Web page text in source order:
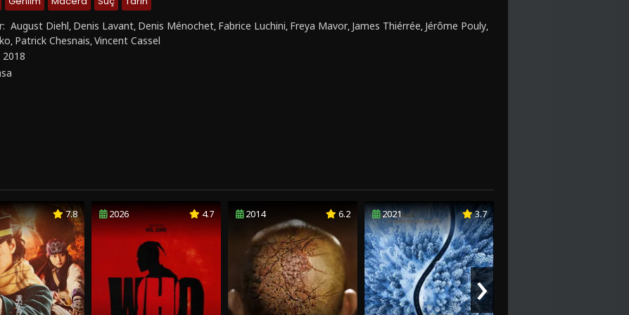
August Diehl, Denis Lavant, Denis Ménochet, Fabrice Luchini, Freya Mavor, James Thiérrée, Jérôme Pouly,
, Patrick Chesnais,Vincent Cassel
2018
7.8 2026 4.7 2014 6.2 2021 3.7
›